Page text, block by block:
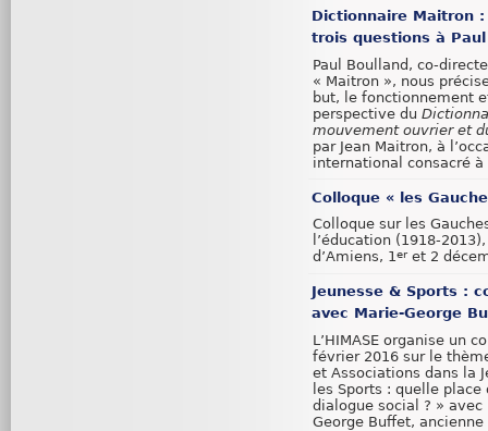
Dictionnaire Maitron :
trois questions à
Paul Boulland, co-
« Maitron », nous
but, le fonctionnement
perspective du
mouvement ouvrier et
par Jean Maitron, à
international consacré
Colloque « les
Colloque sur les
l’éducation (1918-
d’Amiens, 1er et 2
Jeunesse & Sports :
avec Marie-George
L’HIMASE organise un
février 2016 sur le
et Associations dans la
les Sports : quelle
dialogue social ? »
George Buffet,